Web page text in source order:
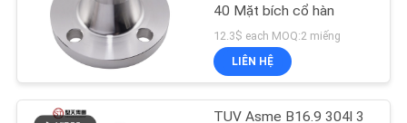
VIDEO
HƯỚNG
40 Mặt bích cổ hàn
12.3$ each MOQ:2 miếng
LIÊN HỆ
TUV Asme B16.9 304l 3